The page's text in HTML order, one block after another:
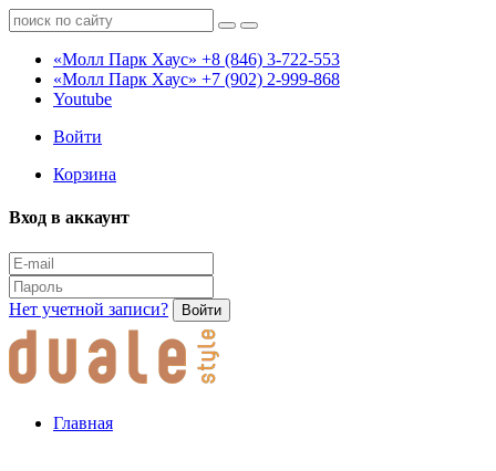
«Молл Парк Хаус» +8 (846) 3-722-553
«Молл Парк Хаус» +7 (902) 2-999-868
Youtube
Войти
Корзина
Вход в аккаунт
Нет учетной записи? Войти
Главная